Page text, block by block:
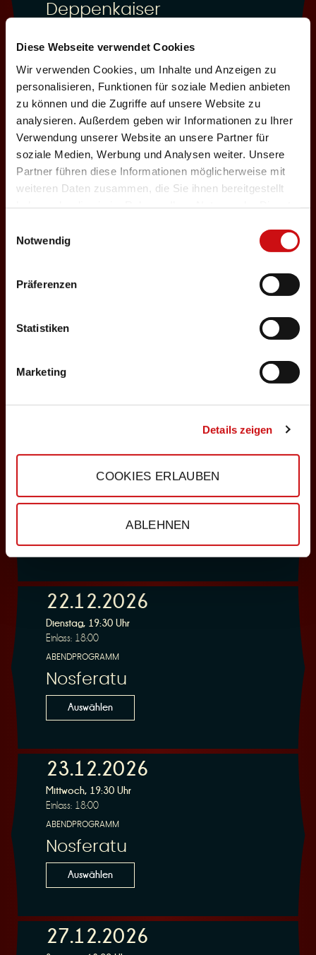
Diese Webseite verwendet Cookies
Wir verwenden Cookies, um Inhalte und Anzeigen zu
personalisieren, Funktionen für soziale Medien anbieten
zu können und die Zugriffe auf unsere Website zu
analysieren. Außerdem geben wir Informationen zu Ihrer
Verwendung unserer Website an unsere Partner für
soziale Medien, Werbung und Analysen weiter. Unsere
Partner führen diese Informationen möglicherweise mit
weiteren Daten zusammen, die Sie ihnen bereitgestellt
Notwendig
Präferenzen
Statistiken
Marketing
Details zeigen
COOKIES ERLAUBEN
ABLEHNEN
Deppenkaiser
03.12.2026
Donnerstag, 19:30 Uhr
Einlass: 18:00
ABENDPROGRAMM
Deppenkaiser
Samstag, 18:00 Uhr
ABENDPROGRAMM
Sonntag, 18:00 Uhr
Einlass: 16:30
22.12.2026
Dienstag, 19:30 Uhr
Einlass: 18:00
ABENDPROGRAMM
Nosferatu
Auswählen
23.12.2026
Mittwoch, 19:30 Uhr
Einlass: 18:00
ABENDPROGRAMM
Nosferatu
Auswählen
27.12.2026